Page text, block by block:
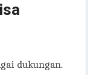
dukungan.